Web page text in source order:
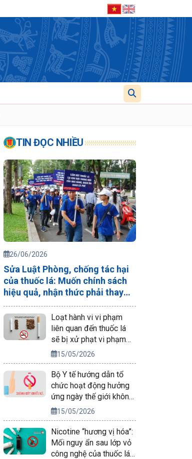
TIN ĐỌC NHIỀU
26/06/2026
Sửa Luật Phòng, chống tác hại
của thuốc lá: Muốn chính sách
hiệu quả, nhận thức phải thay
đổi trước
Loạt hành vi vi phạm
liên quan đến thuốc lá
sẽ bị xử phạt vi phạm
hành chính
15/05/2026
Bộ Y tế hướng dẫn tổ
chức hoạt động hưởng
ứng ngày thế giới không
thuốc lá 31/5/2026
15/05/2026
Nicotine “hương vị hóa”:
Mối nguy ẩn sau lớp vỏ
công nghệ của thuốc lá